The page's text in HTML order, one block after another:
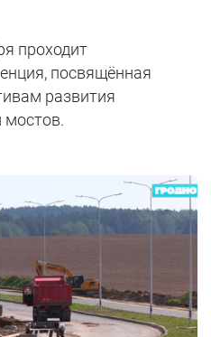
проходит
посвящённая
развития
мостов.